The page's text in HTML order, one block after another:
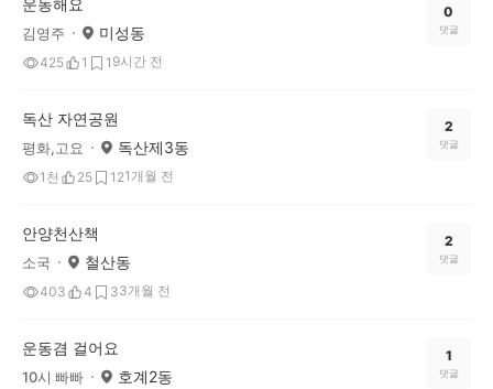
운동해요
김영주 미성동
425 1 1 9시간 전
0
댓글
독산 자연공원
평화,고요 독산제3동
1천 25 121개월 전
2
댓글
안양천산책
소국 철산동
403 4 33개월 전
2
댓글
운동겸 걸어요
10시 빠빠 호계2동
1
댓글